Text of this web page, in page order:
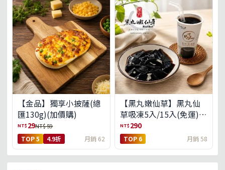
【金品】獨享小披薩(總
匯130g)(加價購)
NT$ 29NT$ 59
TOP 5 4.9折 月銷 62
【黑丸嫩仙草】黑丸仙
草吸凍5入/15入(免運)
(預購中8/14出貨)
NT$ 290
TOP 6 月銷 58